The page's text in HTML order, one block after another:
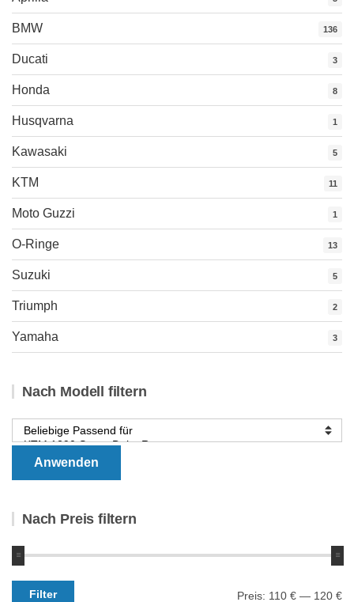
BMW 136
Ducati 3
Honda 8
Husqvarna 1
Kawasaki 5
KTM 11
Moto Guzzi 1
O-Ringe 13
Suzuki 5
Triumph 2
Yamaha 3
Nach Modell filtern
Anwenden
Nach Preis filtern
Min.
Max.Filter Preis: 110 € — 120 €